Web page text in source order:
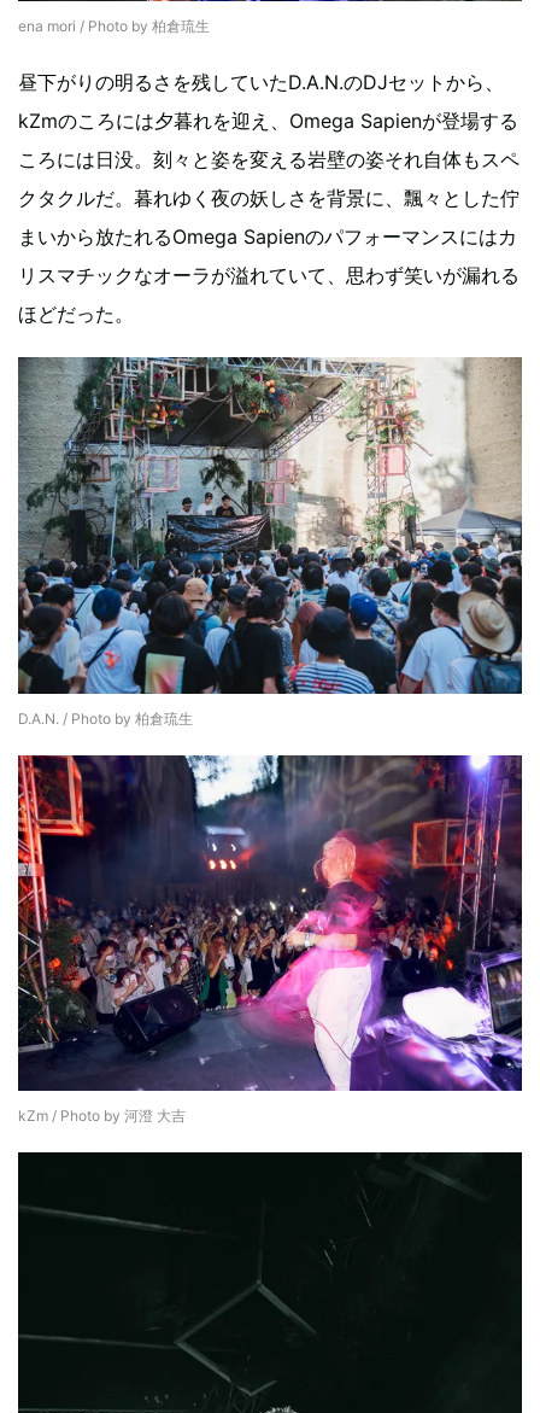
ena mori / Photo by 柏倉琉生
昼下がりの明るさを残していたD.A.N.のDJセットから、
kZmのころには夕暮れを迎え、Omega Sapienが登場する
ころには日没。刻々と姿を変える岩壁の姿それ自体もスペ
クタクルだ。暮れゆく夜の妖しさを背景に、飄々とした佇
まいから放たれるOmega Sapienのパフォーマンスにはカ
リスマチックなオーラが溢れていて、思わず笑いが漏れる
ほどだった。
D.A.N. / Photo by 柏倉琉生
kZm / Photo by 河澄 大吉